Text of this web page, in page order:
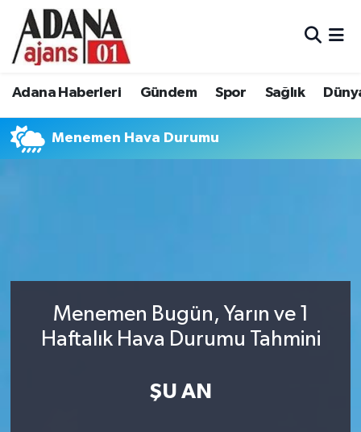
Adana Haberleri Gündem Spor Sağlık
Menemen Hava Durumu
Menemen Bugün, Yarın ve 1
Haftalık Hava Durumu Tahmini
ŞU AN
Adana Haberleri
Spor
Siyaset
Ekonomi
Adana Nöbetçi Eczaneler
Adana Namaz Vakitleri
Son Dakika Haberleri
Haber Arşivi